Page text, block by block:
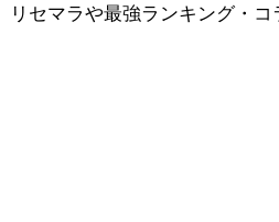
セマラや最強ランキング・コ